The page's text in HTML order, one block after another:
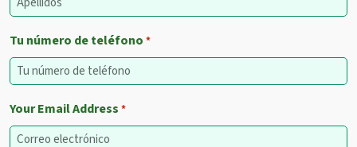
Tu número de teléfono *
Your Email Address *